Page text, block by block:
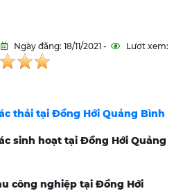
Ngày đăng: 18/11/2021 -
Lượt xem:
thải tại Đồng Hới Quảng Bình
sinh hoạt tại Đồng Hới Quảng
công nghiệp tại Đồng Hới